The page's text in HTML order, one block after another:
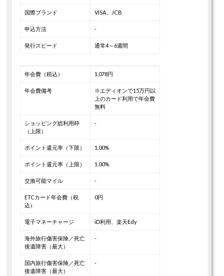
国際ブランド VISA、JCB
申込方法 -
発行スピード 通常4～6週間
年会費（税込） 1,078円
年会費備考
※エディオンで15万円以
上のカード利用で年会費
無料
ショッピング総利用枠
（上限）
-
ポイント還元率（下限） 1.00%
ポイント還元率（上限） 1.00%
交換可能マイル -
ETCカード年会費（税
込）
0円
電子マネーチャージ iD利用、楽天Edy
海外旅行傷害保険／死亡
後遺障害（最大）
-
国内旅行傷害保険／死亡
後遺障害（最大）
-